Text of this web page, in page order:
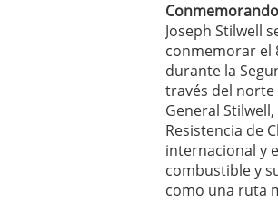
Joseph Stilwell
conmemorar el
durante la
través del norte
General
Resistencia de
internacional y
combustible y
como una ruta